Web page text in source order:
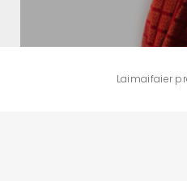
Laimaifaier